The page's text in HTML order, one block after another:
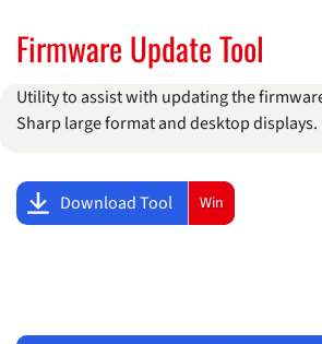
Firmware Update Tool
Utility to assist with updating the
Sharp large format and desktop displays.
Download Tool Win